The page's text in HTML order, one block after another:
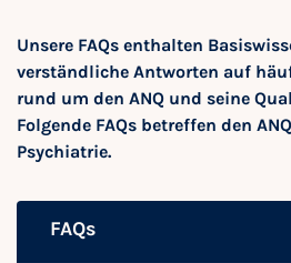
Unsere FAQs enthalten
verständliche Antworten auf
rund um den ANQ und seine
Folgende FAQs betreffen den
Psychiatrie.
FAQs